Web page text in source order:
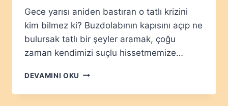
Gece yarısı aniden bastıran o tatlı krizini
kim bilmez ki? Buzdolabının kapısını açıp ne
bulursak tatlı bir şeyler aramak, çoğu
zaman kendimizi suçlu hissetmemize…
DEVAMINI OKU GECE
İSTEĞI